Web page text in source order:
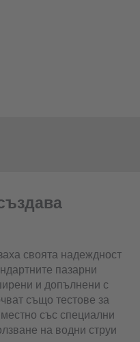
своята надеждност
пазарни
и допълнени с
също тестове за
със специални
на водни струи